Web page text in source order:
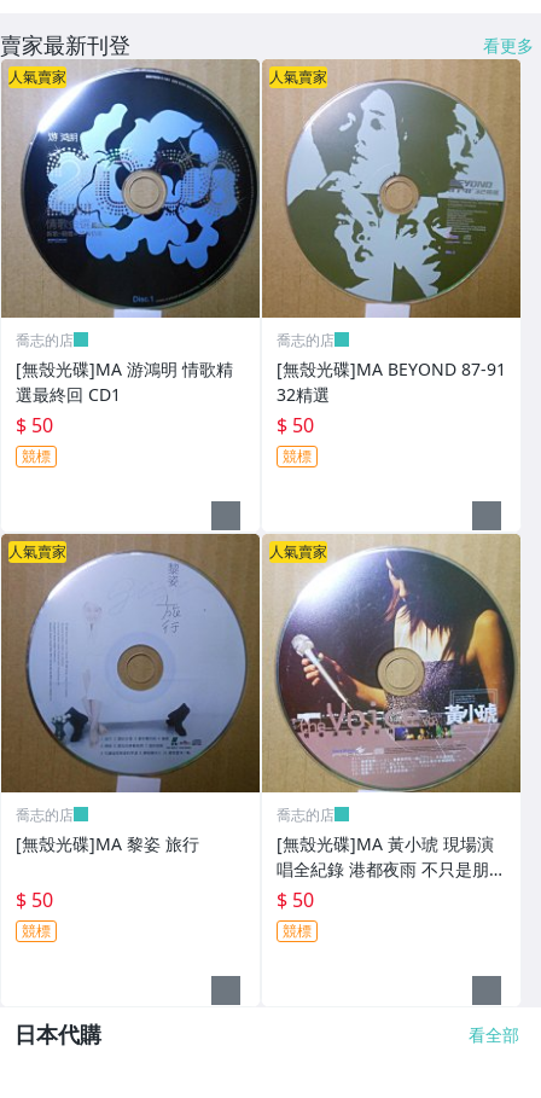
賣家最新刊登 看更多
人氣賣家
喬志的店
[無殼光碟]MA 游鴻明 情歌精
選最終回 CD1
$ 50
競標
人氣賣家
喬志的店
[無殼光碟]MA BEYOND 87-91
32精選
$ 50
競標
人氣賣家
喬志的店
[無殼光碟]MA 黎姿 旅行
$ 50
競標
人氣賣家
喬志的店
[無殼光碟]MA 黃小琥 現場演
唱全紀錄 港都夜雨 不只是朋友
我要我們在一起
$ 50
競標
日本代購 看全部